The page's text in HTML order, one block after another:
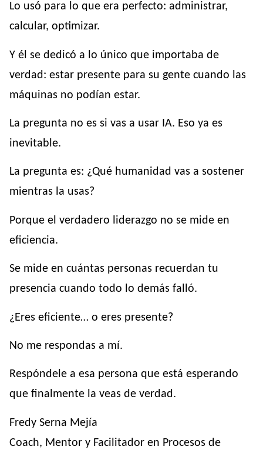
Lo usó para lo que era perfecto: administrar,
calcular, optimizar.
Y él se dedicó a lo único que importaba de
verdad: estar presente para su gente cuando las
máquinas no podían estar.
La pregunta no es si vas a usar IA. Eso ya es
inevitable.
La pregunta es: ¿Qué humanidad vas a sostener
mientras la usas?
Porque el verdadero liderazgo no se mide en
eficiencia.
Se mide en cuántas personas recuerdan tu
presencia cuando todo lo demás falló.
¿Eres eficiente… o eres presente?
No me respondas a mí.
Respóndele a esa persona que está esperando
que finalmente la veas de verdad.
Fredy Serna Mejía
Coach, Mentor y Facilitador en Procesos de